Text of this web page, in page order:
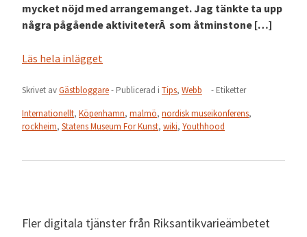
mycket nöjd med arrangemanget. Jag tänkte ta upp
några pågående aktiviteterÂ som åtminstone […]
Läs hela inlägget
Skrivet avGästbloggare- Publicerad i Tips, Webb
- Etiketter
Internationellt, Köpenhamn, malmö, nordisk museikonferens,
rockheim, Statens Museum For Kunst, wiki, Youthhood
Fler digitala tjänster från Riksantikvarieämbetet